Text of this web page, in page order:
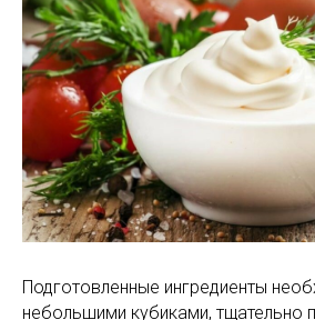
Подготовленные ингредиенты
небольшими кубиками, тщательно